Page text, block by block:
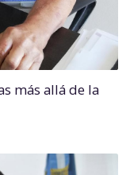
más allá de la